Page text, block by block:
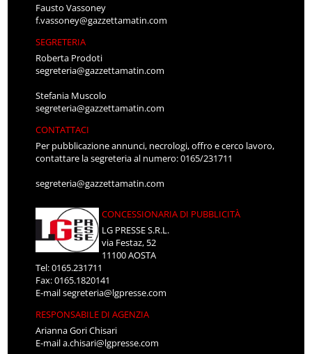
Fausto Vassoney
f.vassoney@gazzettamatin.com
SEGRETERIA
Roberta Prodoti
segreteria@gazzettamatin.com
Stefania Muscolo
segreteria@gazzettamatin.com
CONTATTACI
Per pubblicazione annunci, necrologi, offro e cerco lavoro,
contattare la segreteria al numero: 0165/231711
segreteria@gazzettamatin.com
CONCESSIONARIA DI PUBBLICITÀ
LG PRESSE S.R.L.
via Festaz, 52
11100 AOSTA
Tel: 0165.231711
Fax: 0165.1820141
E-mailsegreteria@lgpresse.com
RESPONSABILE DI AGENZIA
Arianna Gori Chisari
E-maila.chisari@lgpresse.com